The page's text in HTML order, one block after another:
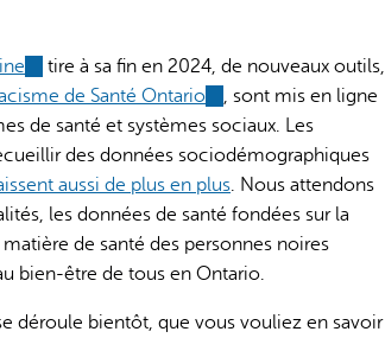
(link
is
external)
tire à sa fin en 2024, de nouveaux outils,
de Santé Ontario (link
is
external)
, sont mis en ligne
de santé et systèmes sociaux. Les
des données sociodémographiques
aussi de plus en plus. Nous attendons
les données de santé fondées sur la
de santé des personnes noires
bien-être de tous en Ontario.
déroule bientôt, que vous vouliez en savoir